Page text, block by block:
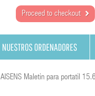
Proceed to checkout
NUESTROS ORDENADORES
AISENS Maletin para portatil